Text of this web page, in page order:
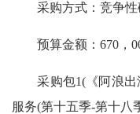
采购方式：竞争性
预算金额：670，
采购包1(《阿浪出
服务(第十五季-第十八